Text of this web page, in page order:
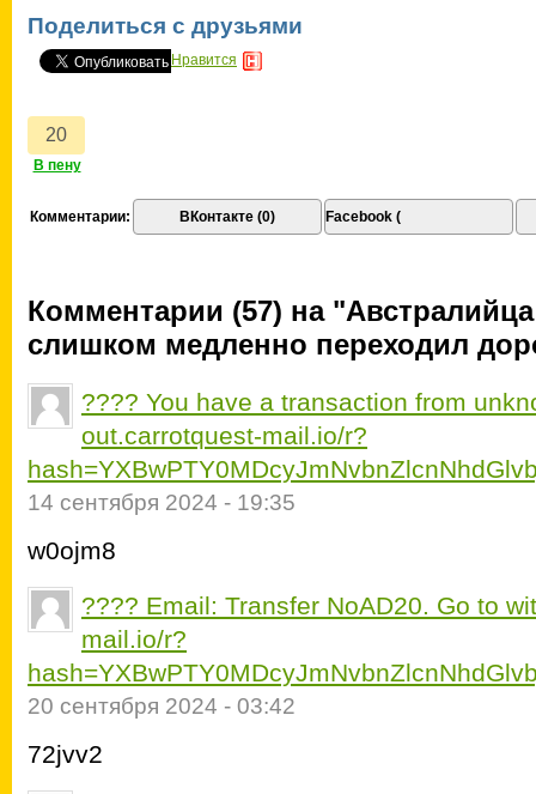
Поделиться с друзьями
Нравится
Комментарии: ВКонтакте (0) Facebook (
Комментарии (57) на
слишком медленно переходил
???? You have a transaction from
out.carrotquest-mail.io/r?
14 сентября 2024 - 19:35
w0ojm8
???? Email: Transfer NoAD20. Go to
mail.io/r?
20 сентября 2024 - 03:42
72jvv2